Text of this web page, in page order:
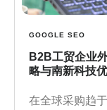
GOOGLE SEO
B2B工贸企业
略与南新科技
在全球采购趋